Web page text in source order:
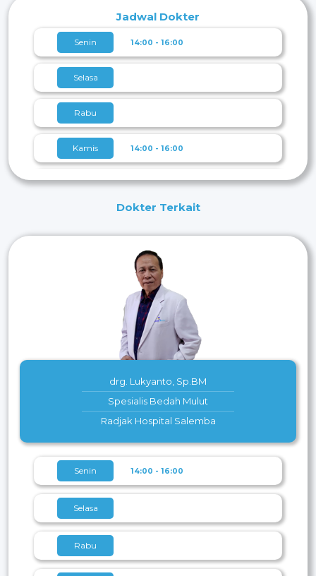
Jadwal Dokter
Senin 14:00 - 16:00
Selasa
Rabu
Kamis 14:00 - 16:00
Jumat
Dokter Terkait
drg. Lukyanto, Sp.BM
Spesialis Bedah Mulut
Radjak Hospital Salemba
Senin 14:00 - 16:00
Selasa
Rabu